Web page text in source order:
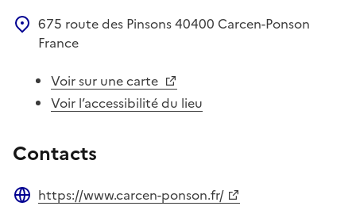
675 route des Pinsons40400 Carcen-Ponson
France
Voir sur une carte
Voir l’accessibilité du lieu
Contacts
https://www.carcen-ponson.fr/